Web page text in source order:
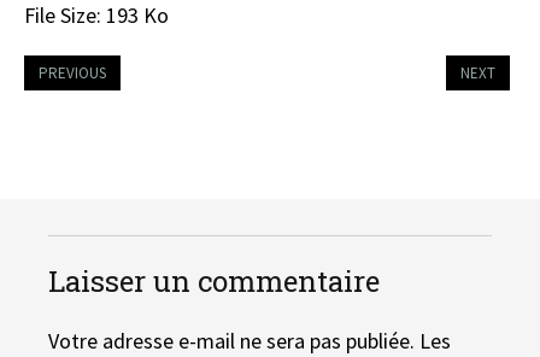
File Size: 193 Ko
PREVIOUS NEXT
Laisser un commentaire
Votre adresse e-mail ne sera pas publiée. Les